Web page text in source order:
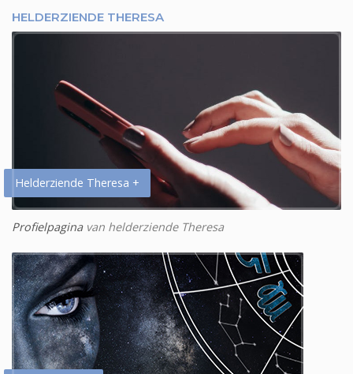
HELDERZIENDE THERESA
Helderziende Theresa +
Profielpaginavan helderziende Theresa